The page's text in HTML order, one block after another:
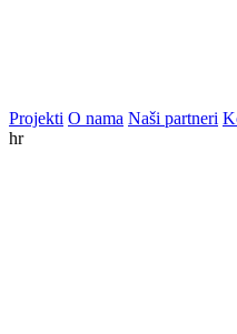
Projekti O nama Naši partneri
hr